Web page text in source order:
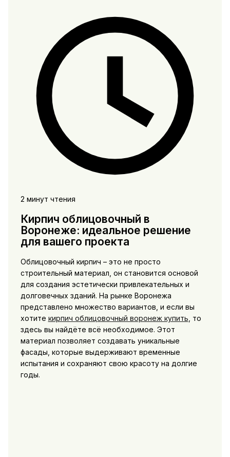
2 минут чтения
Кирпич облицовочный в
Воронеже: идеальное решение
для вашего проекта
Облицовочный кирпич – это не просто
строительный материал, он становится основой
для создания эстетически привлекательных и
долговечных зданий. На рынке Воронежа
представлено множество вариантов, и если вы
хотите кирпич облицовочный воронеж купить , то
здесь вы найдёте всё необходимое. Этот
материал позволяет создавать уникальные
фасады, которые выдерживают временные
испытания и сохраняют свою красоту на долгие
годы.